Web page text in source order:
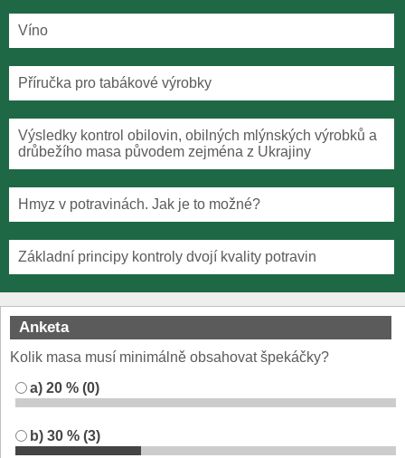
Víno
Příručka pro tabákové výrobky
Výsledky kontrol obilovin, obilných mlýnských výrobků a
drůbežího masa původem zejména z Ukrajiny
Hmyz v potravinách. Jak je to možné?
Základní principy kontroly dvojí kvality potravin
Anketa
Kolik masa musí minimálně obsahovat špekáčky?
a) 20 % (0)
b) 30 % (3)